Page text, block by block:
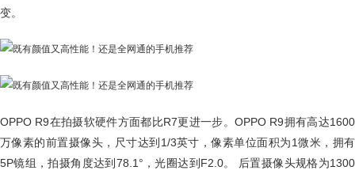
变。
OPPO R9在拍摄软硬件方面都比R7更进一步。OPPO R9拥有高达1600
万像素的前置摄像头，尺寸达到1/3英寸，像素单位面积为1微米，拥有
5P镜组，拍摄角度达到78.1°，光圈达到F2.0。 后置摄像头规格为1300